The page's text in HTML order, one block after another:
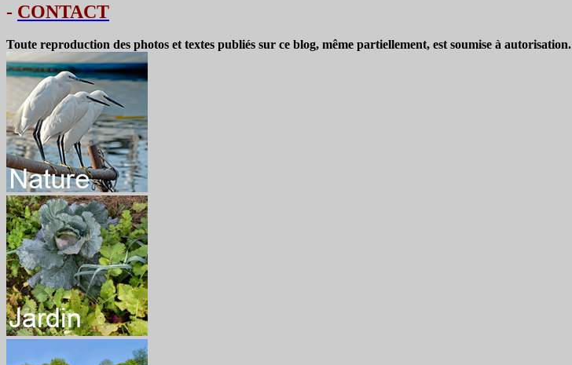
- CONTACT
Toute reproduction des photos et textes publiés sur ce blog, même partiellement, est soumise à autorisation.